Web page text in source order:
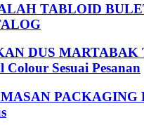
TABLOID
DUS MARTABAK
Sesuai Pesanan
PACKAGING